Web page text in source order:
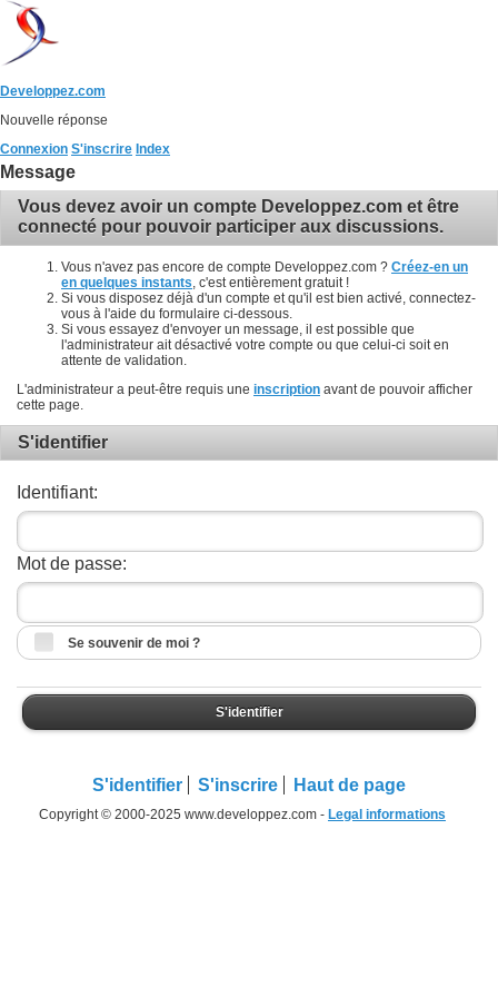
Developpez.com
Nouvelle réponse
Connexion S'inscrire Index
Message
Vous devez avoir un compte Developpez.com et être
connecté pour pouvoir participer aux discussions.
Vous n'avez pas encore de compte Developpez.com ? Créez-en un
en quelques instants , c'est entièrement gratuit !
Si vous disposez déjà d'un compte et qu'il est bien activé, connectez-
vous à l'aide du formulaire ci-dessous.
Si vous essayez d'envoyer un message, il est possible que
l'administrateur ait désactivé votre compte ou que celui-ci soit en
attente de validation.
L'administrateur a peut-être requis une inscription avant de pouvoir afficher
cette page.
S'identifier
Identifiant:
Mot de passe:
Se souvenir de moi ?
S'identifier
S'identifier S'inscrire Haut de page
Copyright © 2000-2025 www.developpez.com - Legal informations